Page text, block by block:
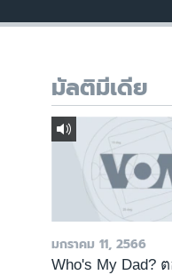
มัลติมีเดีย
มกราคม 11, 2566
Who's My Dad?